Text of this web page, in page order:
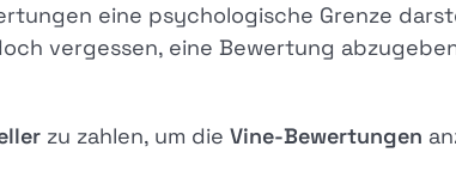
eine psychologische Grenze
vergessen, eine Bewertung
zu zahlen, um die Vine-Bewertungen